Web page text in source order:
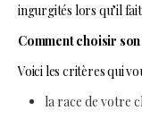
ingurgités lors qu’il
Comment choisir
Voici les critères qui
la race de votre